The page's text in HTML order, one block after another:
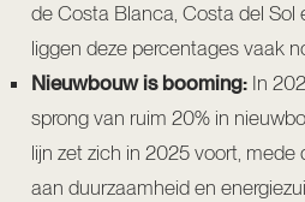
de Costa Blanca, Costa del Sol
liggen deze percentages vaak
Nieuwbouw is booming: In
sprong van ruim 20% in
lijn zet zich in 2025 voort, mede
aan duurzaamheid en